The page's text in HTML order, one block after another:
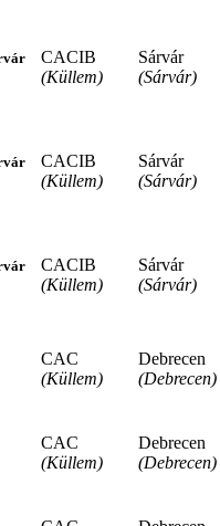
CACIB
(Küllem)
Sárvár
(Sárvár)
CACIB
(Küllem)
Sárvár
(Sárvár)
CACIB
(Küllem)
Sárvár
(Sárvár)
CAC
(Küllem)
Debrecen
(Debrecen)
CAC
(Küllem)
Debrecen
(Debrecen)